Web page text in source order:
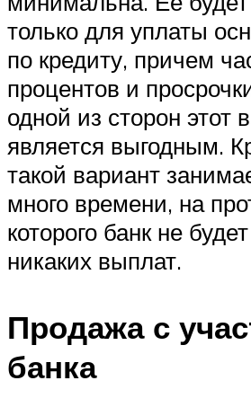
только для уплаты
по кредиту, причем
процентов и
одной из сторон этот
является выгодным.
такой вариант
много времени, на
которого банк не
никаких выплат.
Продажа с
банка